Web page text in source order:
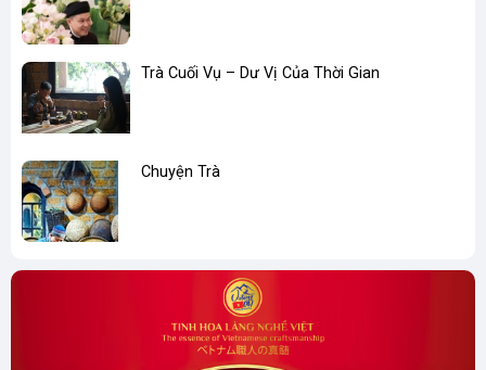
Trà Cuối Vụ – Dư Vị Của Thời Gian
Chuyện Trà